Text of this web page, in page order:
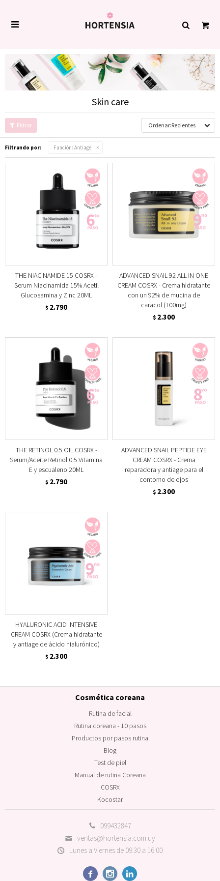

Skin care
Recientes
Filtrando por: Función: Antiage
THE NIACINAMIDE 15 COSRX -
Serum Niacinamida 15% Acetil
Glucosamina y Zinc 20ML
$ 2.790
ADVANCED SNAIL 92 ALL IN ONE
CREAM COSRX - Crema hidratante
con un 92% de mucina de
caracol (100mg)
$ 2.300
THE RETINOL 0.5 OIL COSRX -
Serum/Aceite Retinol 0.5 Vitamina
E y escualeno 20ML
$ 2.790
ADVANCED SNAIL PEPTIDE EYE
CREAM COSRX - Crema
reparadora y antiage para el
contorno de ojos
$ 2.300
HYALURONIC ACID INTENSIVE
CREAM COSRX (Crema hidratante
y antiage de ácido hialurónico)
$ 2.300
099432847
ventas@hortensia.com.uy
Lunes a Viernes de 09:30 a 16:00
  
Cosmética coreana
Rutina de facial
Rutina coreana - 10 pasos
Productos por pasos rutina
Blog
Test de piel
Manual de rutina Coreana
COSRX
Kocostar